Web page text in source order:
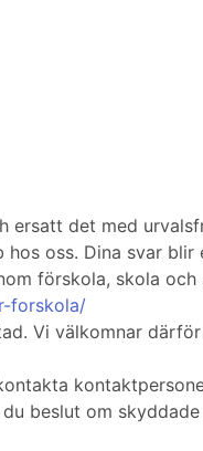
ersatt det med
oss. Dina svar
förskola, skola
forskola/
Vi välkomnar
beslut om